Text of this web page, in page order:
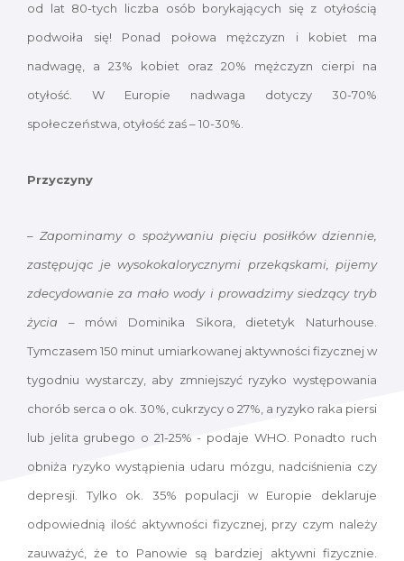
od lat 80-tych liczba osób borykających się z otyłością
podwoiła się! Ponad połowa mężczyzn i kobiet ma
nadwagę, a 23% kobiet oraz 20% mężczyzn cierpi na
otyłość. W Europie nadwaga dotyczy 30-70%
społeczeństwa, otyłość zaś – 10-30%.
Przyczyny
–Zapominamy o spożywaniu pięciu posiłków dziennie,
zastępując je wysokokalorycznymi przekąskami, pijemy
zdecydowanie za mało wody i prowadzimy siedzący tryb
życia – mówi Dominika Sikora, dietetyk Naturhouse.
Tymczasem 150 minut umiarkowanej aktywności fizycznej w
tygodniu wystarczy, aby zmniejszyć ryzyko występowania
chorób serca o ok. 30%, cukrzycy o 27%, a ryzyko raka piersi
lub jelita grubego o 21-25% - podaje WHO. Ponadto ruch
obniża ryzyko wystąpienia udaru mózgu, nadciśnienia czy
depresji. Tylko ok. 35% populacji w Europie deklaruje
odpowiednią ilość aktywności fizycznej, przy czym należy
zauważyć, że to Panowie są bardziej aktywni fizycznie.